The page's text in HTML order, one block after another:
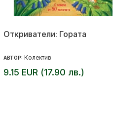
Откриватели: Гората
АВТОР: Колектив
9.15 EUR (17.90 лв.)